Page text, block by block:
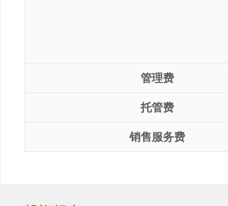
管理费
托管费
销售服务费